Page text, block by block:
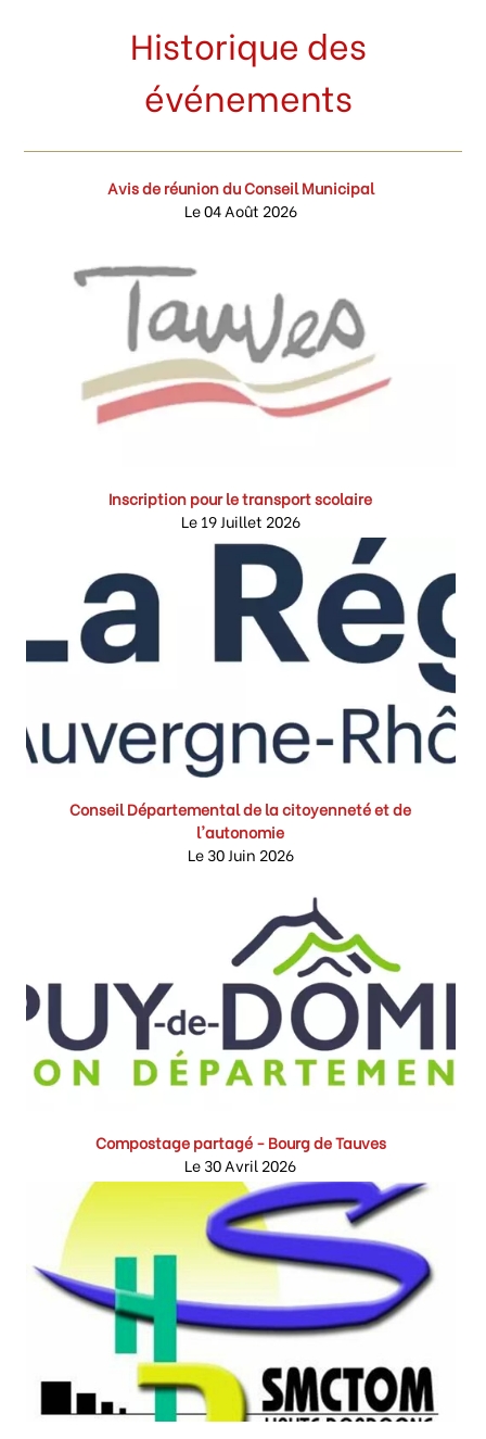
Historique des
événements
Avis de réunion du Conseil Municipal
Le 04 Août 2026
Inscription pour le transport scolaire
Le 19 Juillet 2026
Conseil Départemental de la citoyenneté et de
l'autonomie
Le 30 Juin 2026
Compostage partagé - Bourg de Tauves
Le 30 Avril 2026